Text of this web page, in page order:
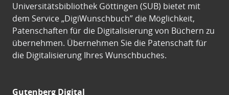
Universitätsbibliothek Göttingen (SUB) bietet mit
dem Service „DigiWunschbuch” die Möglichkeit,
Patenschaften für die Digitalisierung von Büchern zu
übernehmen. Übernehmen Sie die Patenschaft für
die Digitalisierung Ihres Wunschbuches.
Gutenberg Digital